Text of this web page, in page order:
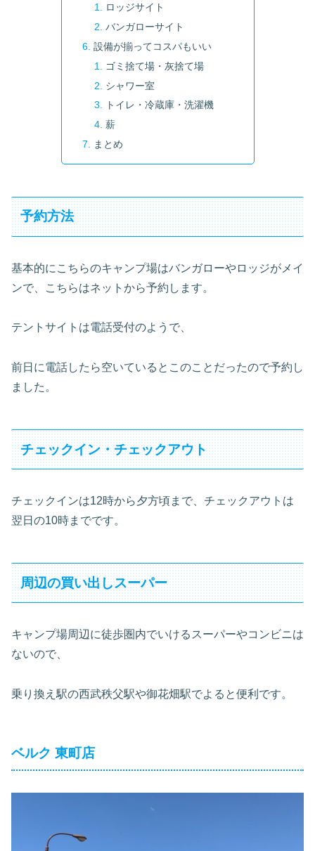
ロッジサイト
バンガローサイト
設備が揃ってコスパもいい
ゴミ捨て場・灰捨て場
シャワー室
トイレ・冷蔵庫・洗濯機
薪
まとめ
予約方法
基本的にこちらのキャンプ場はバンガローやロッジがメイ
ンで、こちらはネットから予約します。
テントサイトは電話受付のようで、
前日に電話したら空いているとこのことだったので予約し
ました。
チェックイン・チェックアウト
チェックインは12時から夕方頃まで、チェックアウトは
翌日の10時までです。
周辺の買い出しスーパー
キャンプ場周辺に徒歩圏内でいけるスーパーやコンビニは
ないので、
乗り換え駅の西武秩父駅や御花畑駅でよると便利です。
ベルク 東町店